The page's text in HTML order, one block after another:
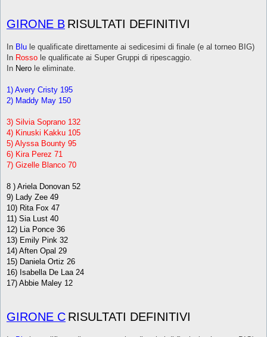
GIRONE B RISULTATI DEFINITIVI
In Blu le qualificate direttamente ai sedicesimi di finale (e al torneo BIG)
In Rosso le qualificate ai Super Gruppi di ripescaggio.
In Nero le eliminate.
1) Avery Cristy 195
2) Maddy May 150
3) Silvia Soprano 132
4) Kinuski Kakku 105
5) Alyssa Bounty 95
6) Kira Perez 71
7) Gizelle Blanco 70
8 ) Ariela Donovan 52
9) Lady Zee 49
10) Rita Fox 47
11) Sia Lust 40
12) Lia Ponce 36
13) Emily Pink 32
14) Aften Opal 29
15) Daniela Ortiz 26
16) Isabella De Laa 24
17) Abbie Maley 12
GIRONE C RISULTATI DEFINITIVI